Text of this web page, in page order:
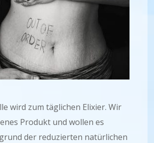
wird zum täglichen Elixier. Wir
Produkt und wollen es
der reduzierten natürlichen